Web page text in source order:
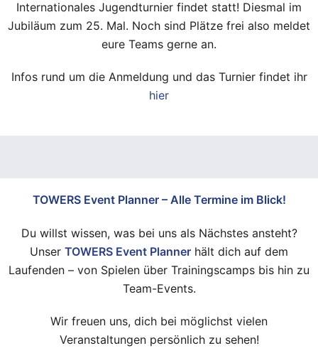
Internationales Jugendturnier findet statt! Diesmal im
Jubiläum zum 25. Mal. Noch sind Plätze frei also meldet
eure Teams gerne an.
Infos rund um die Anmeldung und das Turnier findet ihr
hier
TOWERS Event Planner – Alle Termine im Blick!
Du willst wissen, was bei uns als Nächstes ansteht?
Unser TOWERS Event Planner hält dich auf dem
Laufenden – von Spielen über Trainingscamps bis hin zu
Team-Events.
Wir freuen uns, dich bei möglichst vielen
Veranstaltungen persönlich zu sehen!